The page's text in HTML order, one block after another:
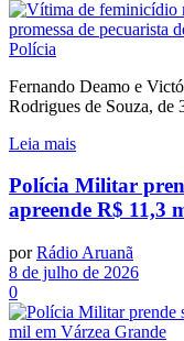
Polícia
Fernando Deamo e
Rodrigues de Souza, de
Leia mais
Polícia Militar
apreende R$ 11,3
por Rádio Aruanã
8 de julho de 2026
0